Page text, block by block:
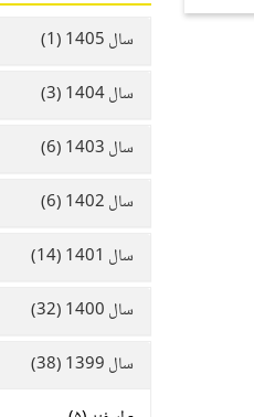
سال 1405 (1)
سال 1404 (3)
سال 1403 (6)
سال 1402 (6)
سال 1401 (14)
سال 1400 (32)
سال 1399 (38)